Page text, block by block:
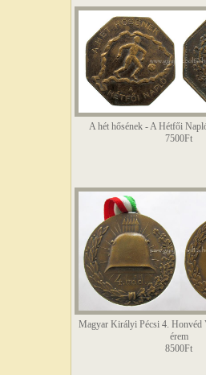
A hét hősének - A Hétfői
7500Ft
Magyar Királyi Pécsi 4. Honvéd
érem
8500Ft